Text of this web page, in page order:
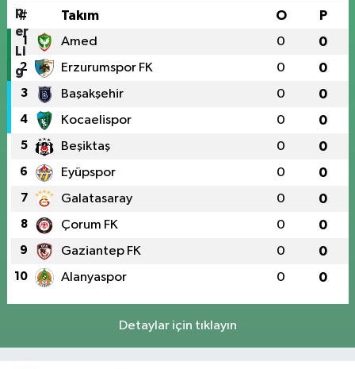
# Takım O P
1 Amed 0 0
2 Erzurumspor FK 0 0
3 Başakşehir 0 0
4 Kocaelispor 0 0
5 Beşiktaş 0 0
6 Eyüpspor 0 0
7 Galatasaray 0 0
8 Çorum FK 0 0
9 Gaziantep FK 0 0
10 Alanyaspor 0 0
Detaylar için tıklayın